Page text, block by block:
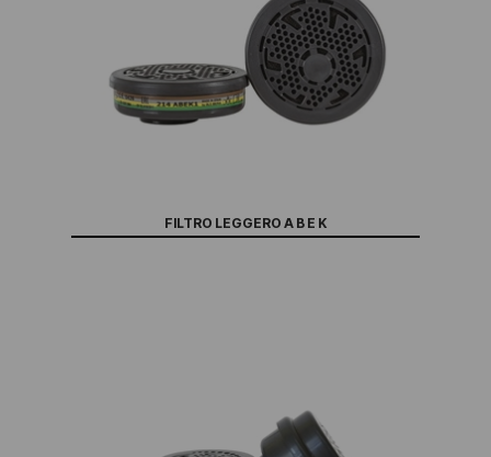
FILTRO LEGGERO A B E K